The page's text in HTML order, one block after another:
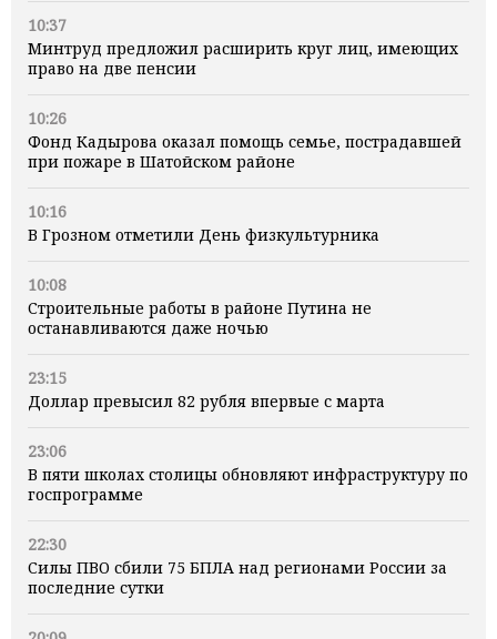
10:37
Минтруд предложил расширить круг лиц, имеющих
право на две пенсии
10:26
Фонд Кадырова оказал помощь семье, пострадавшей
при пожаре в Шатойском районе
10:16
В Грозном отметили День физкультурника
10:08
Строительные работы в районе Путина не
останавливаются даже ночью
23:15
Доллар превысил 82 рубля впервые с марта
23:06
В пяти школах столицы обновляют инфраструктуру по
госпрограмме
22:30
Силы ПВО сбили 75 БПЛА над регионами России за
последние сутки